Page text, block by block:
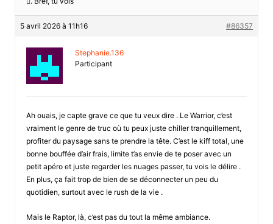
5 avril 2026 à 11h16 #86357
Stephanie.136
Participant
Ah ouais, je capte grave ce que tu veux dire . Le Warrior, c’est
vraiment le genre de truc où tu peux juste chiller tranquillement,
profiter du paysage sans te prendre la tête. C’est le kiff total, une
bonne bouffée d’air frais, limite t’as envie de te poser avec un
petit apéro et juste regarder les nuages passer, tu vois le délire .
En plus, ça fait trop de bien de se déconnecter un peu du
quotidien, surtout avec le rush de la vie .
Mais le Raptor, là, c’est pas du tout la même ambiance.